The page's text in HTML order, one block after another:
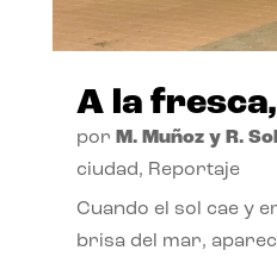
A la
por M. Muñoz y R. Sol
ciudad, Reportaje
Cuando el sol cae y
brisa del mar,